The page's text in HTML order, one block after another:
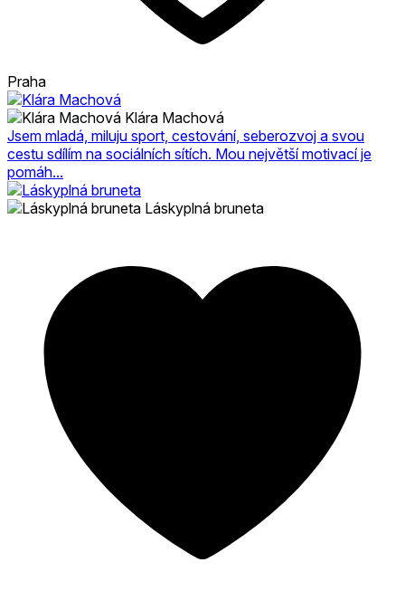
Praha
Klára Machová
Jsem mladá, miluju sport, cestování, seberozvoj a svou
cestu sdílím na sociálních sítích. Mou největší motivací je
pomáh...
Láskyplná bruneta